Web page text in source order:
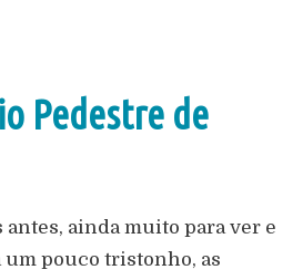
Pedestre de
antes, ainda muito para ver e
um pouco tristonho, as